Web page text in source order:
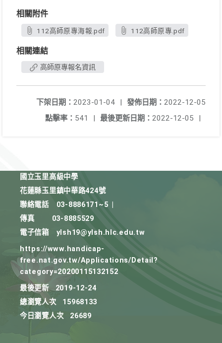
相關附件
112高師原專海報.pdf 112高師原專.pdf
相關連結
高師原專報名資訊
發佈日期： 2022-12-05
下架日期： 2023-01-04
|
最後更新日期： 2022-12-05 |
點擊率： 541 |
國立玉里高級中學
花蓮縣玉里鎮中華路424號
聯絡電話
03-8886171~5
傳真
03-8885529
電子信箱
ylsh19@ylsh.hlc.edu.tw
https://www.handicap-
free.nat.gov.tw/Applications/Detail?
category=20200115132152
最後更新
2019-12-24
總瀏覽人次
15968133
今日瀏覽人次
26689